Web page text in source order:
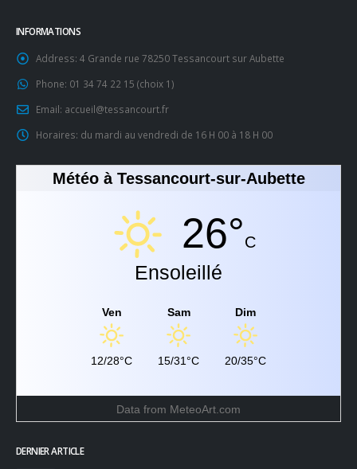
INFORMATIONS
Address: 4 Grande rue 78250 Tessancourt sur Aubette
Phone: 01 34 74 22 15 (choix 1)
Email: accueil@tessancourt.fr
Horaires: du mardi au vendredi de 16 H 00 à 18 H 00
Météo à Tessancourt-sur-Aubette
26°C
Ensoleillé
Ven
12/28°C
Sam
15/31°C
Dim
20/35°C
Data from MeteoArt.com
DERNIER ARTICLE